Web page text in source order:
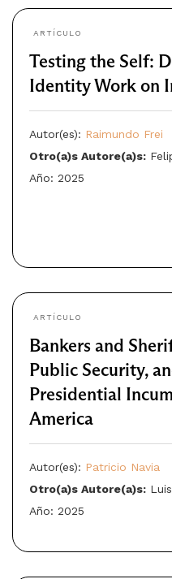
ARTÍCULO
Testing the Self:
Identity Work on
Autor(es): Raimundo Frei
Otro(a)s Autore(a)s:
Año: 2025
ARTÍCULO
Bankers and
Public Security,
Presidential
America
Autor(es): Patricio Navia
Otro(a)s Autore(a)s:
Año: 2025